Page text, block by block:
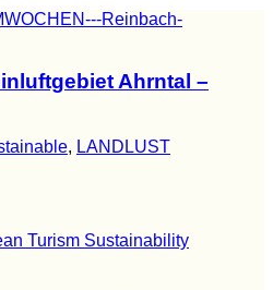
Ahrntal –
, LANDLUST